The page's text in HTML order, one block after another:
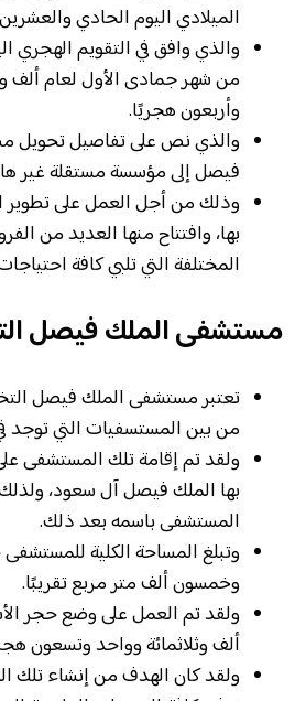
الميلادي اليوم الحادي
والذي وافق في التقويم الهجري
من شهر جمادى الأول لعام ألف
وأربعون هجريًا.
والذي نص على تفاصيل تحويل
فيصل إلى مؤسسة مستقلة غير
وذلك من أجل العمل على تطوير
بها، وافتتاح منها العديد من
المختلفة التي تلبي كافة
مستشفى الملك فيصل
تعتبر مستشفى الملك فيصل
من بين المستسفيات التي توجد
ولقد تم إقامة تلك المستشفى
بها الملك فيصل آل سعود،
المستشفى باسمه بعد ذلك.
وتبلغ المساحة الكلية للمستشفى
وخمسون ألف متر مربع تقريبًا.
ولقد تم العمل على وضع حجر
ألف وثلاثمائة وواحد وتسعون
ولقد كان الهدف من إنشاء تلك